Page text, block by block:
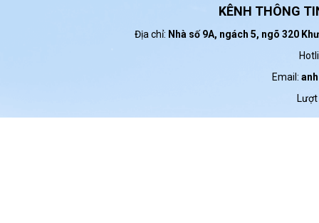
KÊNH THÔNG
Địa chỉ: Nhà số 9A, ngách 5, ngõ 320
Email: